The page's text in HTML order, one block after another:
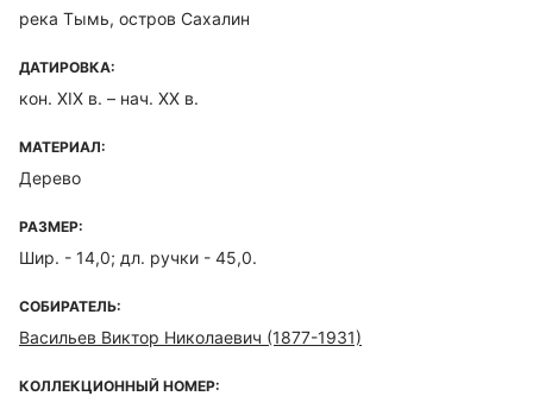
река Тымь, остров Сахалин
ДАТИРОВКА:
кон. XIX в. – нач. XX в.
МАТЕРИАЛ:
Дерево
РАЗМЕР:
Шир. - 14,0; дл. ручки - 45,0.
СОБИРАТЕЛЬ:
Васильев Виктор Николаевич (1877-1931)
КОЛЛЕКЦИОННЫЙ НОМЕР: